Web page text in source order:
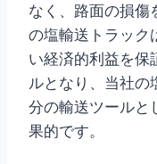
なく、路面の損傷
の塩輸送トラック
い経済的利益を保
ルとなり、当社の
分の輸送ツールと
果的です。